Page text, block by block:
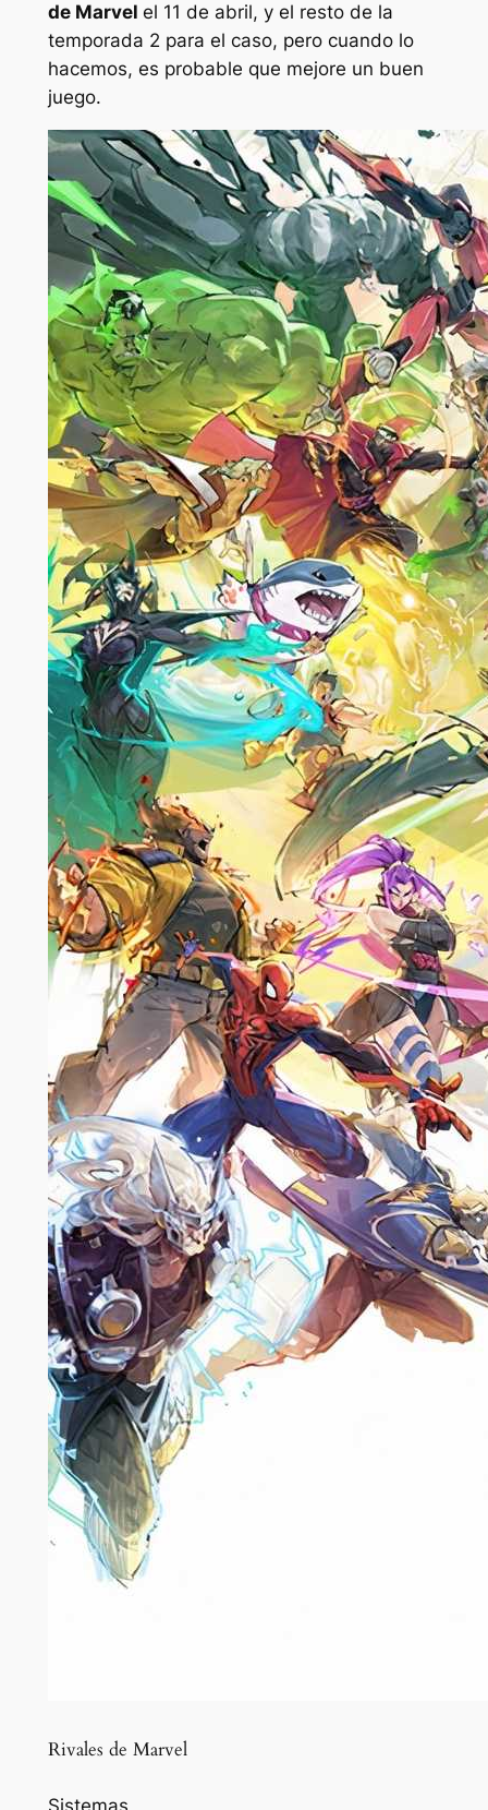
de Marvel el 11 de abril, y el resto de la
temporada 2 para el caso, pero cuando lo
hacemos, es probable que mejore un buen
juego.
Rivales de Marvel